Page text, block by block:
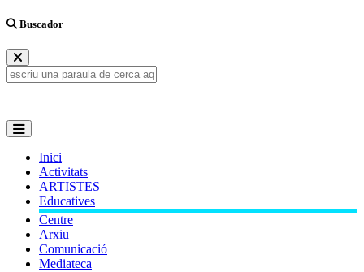
Buscador
Inici
Activitats
ARTISTES
Educatives
Centre
Arxiu
Comunicació
Mediateca